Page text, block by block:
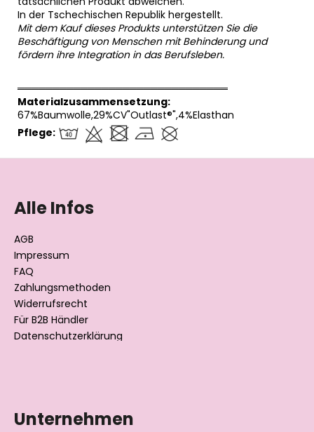
In der Tschechischen Republik hergestellt.
Mit dem Kauf dieses Produkts unterstützen Sie die
Beschäftigung von Menschen mit Behinderung und
fördern ihre Integration in das Berufsleben.
══════════════════════════════
Materialzusammensetzung:
67%Baumwolle,29%CV"Outlast®",4%Elasthan
Pflege:
F
Alle Infos
AGB
Impressum
FAQ
Zahlungsmethoden
Widerrufsrecht
Für B2B Händler
Datenschutzerklärung
Unternehmen